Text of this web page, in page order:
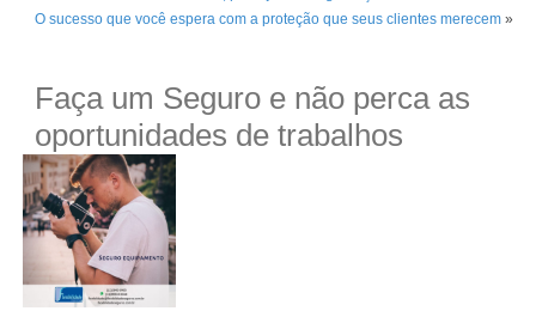
O sucesso que você espera com a proteção que seus clientes merecem»
Faça um Seguro e não perca as
oportunidades de trabalhos